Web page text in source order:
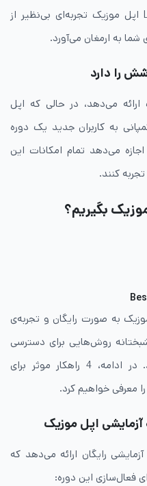
موسیقی هستید، قابلیت Lossless اپل موزیک تجربه‌ای بی‌نظیر از
به ارمغان می‌آورد.
را دارد
ارائه می‌دهد، در حالی که اپل
به کاربران جدید یک دوره
می‌دهد تمام امکانات این
کنند.
بگیریم؟
به صورت رایگان و تجربه‌ی
روش‌هایی برای دسترسی
رایگان به این سرویس وجود دارد. در ادامه، 4 راهکار موثر برای
معرفی خواهیم کرد.
آزمایشی اپل موزیک
رایگان ارائه می‌دهد که
فعال‌سازی این دوره: